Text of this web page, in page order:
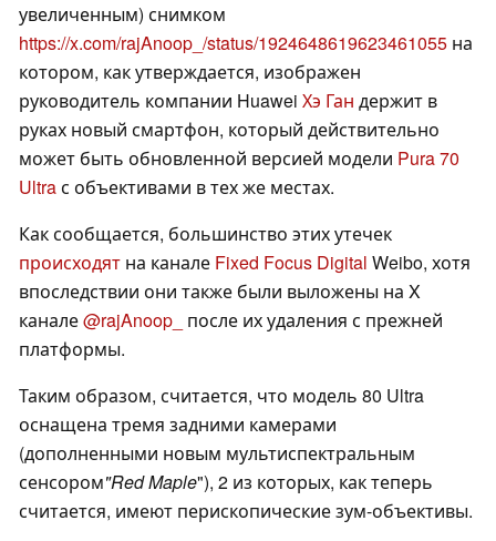
увеличенным) снимком
https://x.com/rajAnoop_/status/1924648619623461055 на
котором, как утверждается, изображен
руководитель компании Huawei Хэ Ган держит в
руках новый смартфон, который действительно
может быть обновленной версией модели Pura 70
Ultraс объективами в тех же местах.
Как сообщается, большинство этих утечек
происходят на канале Fixed Focus Digital Weibo, хотя
впоследствии они также были выложены на X
канале@rajAnoop_
после их удаления с прежней
платформы.
Таким образом, считается, что модель 80 Ultra
оснащена тремя задними камерами
(дополненными новым мультиспектральным
сенсором"Red Maple"), 2 из которых, как теперь
считается, имеют перископические зум-объективы.